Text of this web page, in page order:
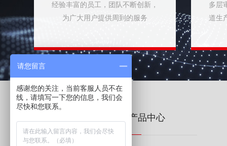
经验丰富的员工，团队不断创新，
为广大用户提供周到的服务
多层
道生
产品中心
请您留言
感谢您的关注，当前客服人员不在
线，请填写一下您的信息，我们会
尽快和您联系。